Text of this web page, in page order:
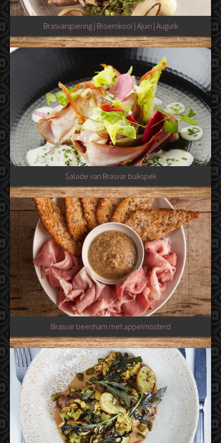
Brasvarspiering | Bloemkool | Ajuin | Augurk
Salade van Brasvar buikspek
Brasvar beenham met appelmosterd